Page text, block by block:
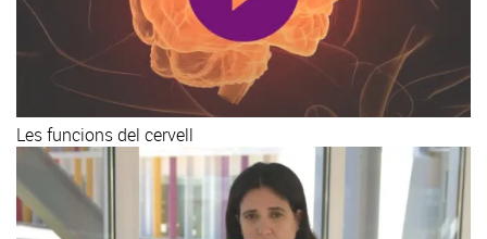
Les funcions del cervell